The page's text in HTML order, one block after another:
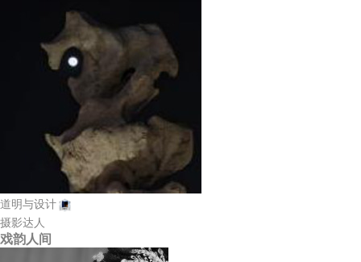
道明与设计
摄影达人
戏韵人间